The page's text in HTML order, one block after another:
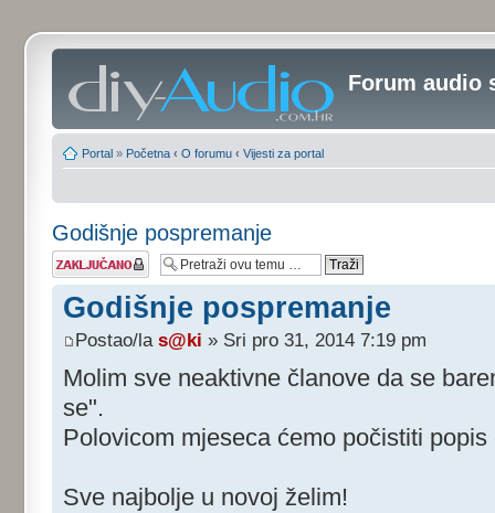
Forum audio
Portal » Početna ‹ O forumu ‹ Vijesti za portal
Godišnje pospremanje
Tema je
zaključana
Godišnje pospremanje
Postao/la s@ki » Sri pro 31, 2014 7:19 pm
Molim sve neaktivne članove da se
se".
Polovicom mjeseca ćemo počistiti popis
Sve najbolje u novoj želim!